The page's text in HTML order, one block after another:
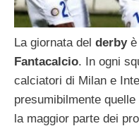
La giornata del derby
Fantacalcio. In ogni
calciatori di Milan e
presumibilmente
la maggior parte dei